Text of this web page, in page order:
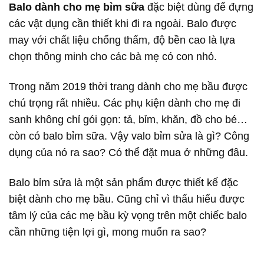
Balo dành cho mẹ bỉm sữa đặc biệt dùng để đựng
các vật dụng cần thiết khi đi ra ngoài. Balo được
may với chất liệu chống thấm, độ bền cao là lựa
chọn thông minh cho các bà mẹ có con nhỏ.
Trong năm 2019 thời trang dành cho mẹ bầu được
chú trọng rất nhiều. Các phụ kiện dành cho mẹ đi
sanh không chỉ gói gọn: tả, bỉm, khăn, đồ cho bé…
còn có balo bỉm sữa. Vậy valo bỉm sửa là gì? Công
dụng của nó ra sao? Có thể đặt mua ở những đâu.
Balo bỉm sửa là một sản phẩm được thiết kế đặc
biệt dành cho mẹ bầu. Cũng chỉ vì thấu hiểu được
tâm lý của các mẹ bầu kỳ vọng trên một chiếc balo
cần những tiện lợi gì, mong muốn ra sao?